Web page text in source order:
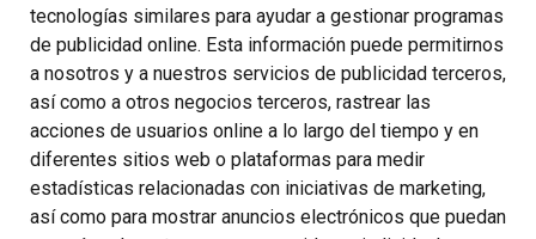
tecnologías similares para ayudar a gestionar programas
de publicidad online. Esta información puede permitirnos
a nosotros y a nuestros servicios de publicidad terceros,
así como a otros negocios terceros, rastrear las
acciones de usuarios online a lo largo del tiempo y en
diferentes sitios web o plataformas para medir
estadísticas relacionadas con iniciativas de marketing,
así como para mostrar anuncios electrónicos que puedan